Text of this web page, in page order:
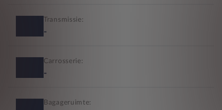
Transmissie:
-
Carrosserie:
-
Bagageruimte: